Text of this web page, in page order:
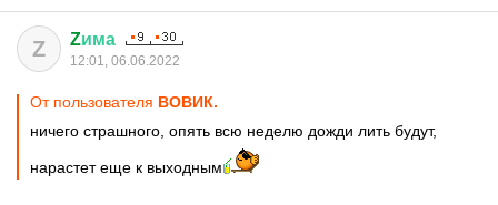
Z Zима
12:01, 06.06.2022
От пользователя ВОВИК.
ничего страшного, опять всю неделю дожди лить будут,
нарастет еще к выходным